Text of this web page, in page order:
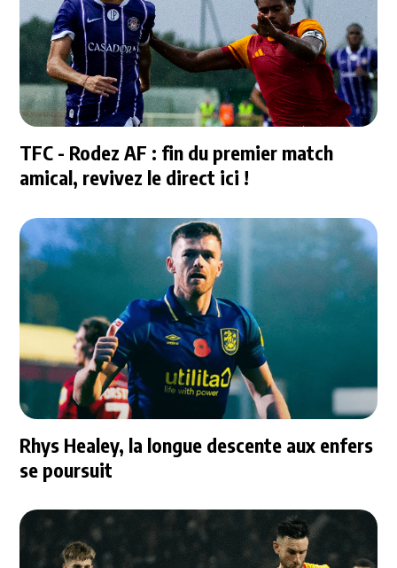
TFC - Rodez AF : fin du premier match
amical, revivez le direct ici !
Rhys Healey, la longue descente aux enfers
se poursuit